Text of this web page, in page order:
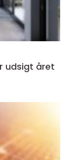
udsigt året